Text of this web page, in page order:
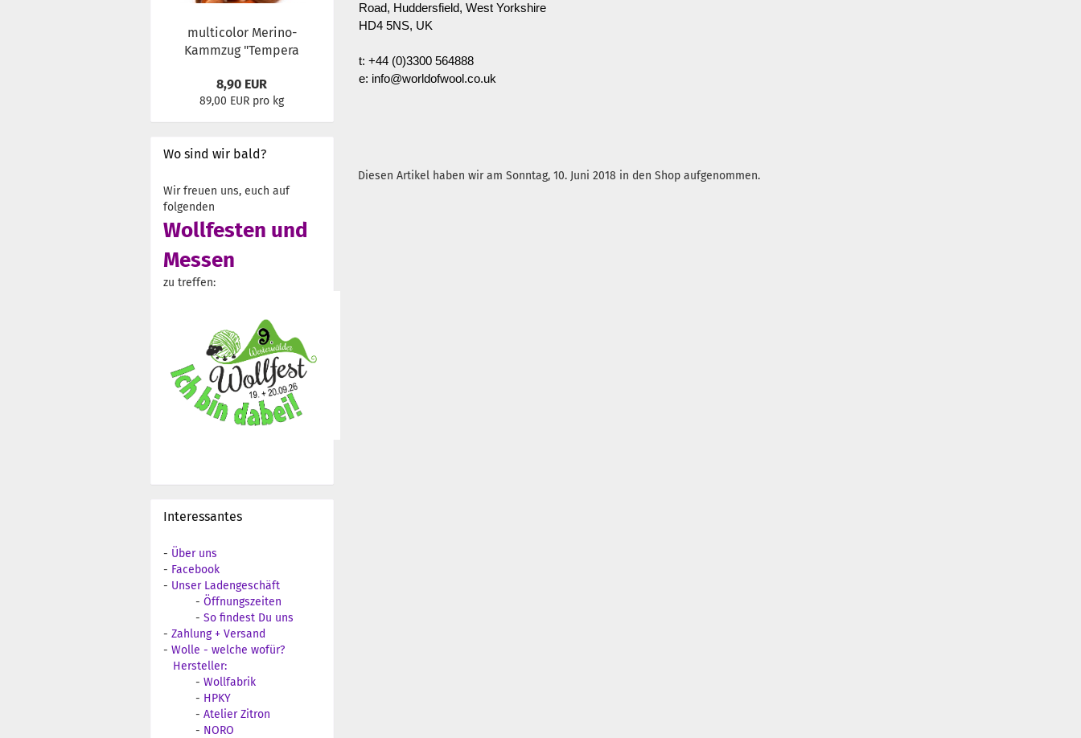
Road, Huddersfield, West Yorkshire
HD4 5NS, UK
t: +44 (0)3300 564888
e: info@worldofwool.co.uk
Diesen Artikel haben wir am Sonntag, 10. Juni 2018 in den Shop aufgenommen.
multicolor Merino-
Kammzug "Tempera
8,90 EUR
89,00 EUR pro kg
Wo sind wir bald?
Wir freuen uns, euch auf
folgenden
Wollfesten und
Messen
zu treffen:
Interessantes
- Über uns
- Facebook
- Unser Ladengeschäft
- Öffnungszeiten
- So findest Du uns
- Zahlung + Versand
- Wolle - welche wofür?
Hersteller:
- Wollfabrik
- HPKY
- Atelier Zitron
- NORO